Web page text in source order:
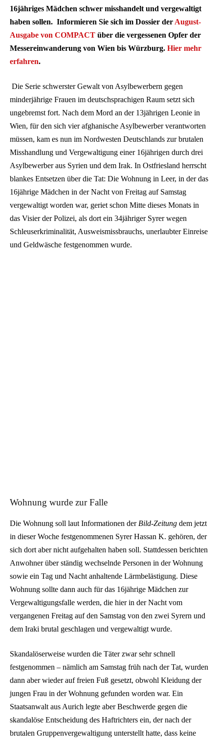
16jähriges Mädchen schwer misshandelt und vergewaltigt
haben sollen. Informieren Sie sich im Dossier der August-
Ausgabe von COMPACT über die vergessenen Opfer der
Messereinwanderung von Wien bis Würzburg. Hier mehr
erfahren.
Die Serie schwerster Gewalt von Asylbewerbern gegen
minderjährige Frauen im deutschsprachigen Raum setzt sich
ungebremst fort. Nach dem Mord an der 13jährigen Leonie in
Wien, für den sich vier afghanische Asylbewerber verantworten
müssen, kam es nun im Nordwesten Deutschlands zur brutalen
Misshandlung und Vergewaltigung einer 16jährigen durch drei
Asylbewerber aus Syrien und dem Irak. In Ostfriesland herrscht
blankes Entsetzen über die Tat: Die Wohnung in Leer, in der das
16jährige Mädchen in der Nacht von Freitag auf Samstag
vergewaltigt worden war, geriet schon Mitte dieses Monats in
das Visier der Polizei, als dort ein 34jähriger Syrer wegen
Schleuserkriminalität, Ausweismissbrauchs, unerlaubter Einreise
und Geldwäsche festgenommen wurde.
Wohnung wurde zur Falle
Die Wohnung soll laut Informationen der Bild-Zeitung dem jetzt
in dieser Woche festgenommenen Syrer Hassan K. gehören, der
sich dort aber nicht aufgehalten haben soll. Stattdessen berichten
Anwohner über ständig wechselnde Personen in der Wohnung
sowie ein Tag und Nacht anhaltende Lärmbelästigung. Diese
Wohnung sollte dann auch für das 16jährige Mädchen zur
Vergewaltigungsfalle werden, die hier in der Nacht vom
vergangenen Freitag auf den Samstag von den zwei Syrern und
dem Iraki brutal geschlagen und vergewaltigt wurde.
Skandalöserweise wurden die Täter zwar sehr schnell
festgenommen – nämlich am Samstag früh nach der Tat, wurden
dann aber wieder auf freien Fuß gesetzt, obwohl Kleidung der
jungen Frau in der Wohnung gefunden worden war. Ein
Staatsanwalt aus Aurich legte aber Beschwerde gegen die
skandalöse Entscheidung des Haftrichters ein, der nach der
brutalen Gruppenvergewaltigung unterstellt hatte, dass keine